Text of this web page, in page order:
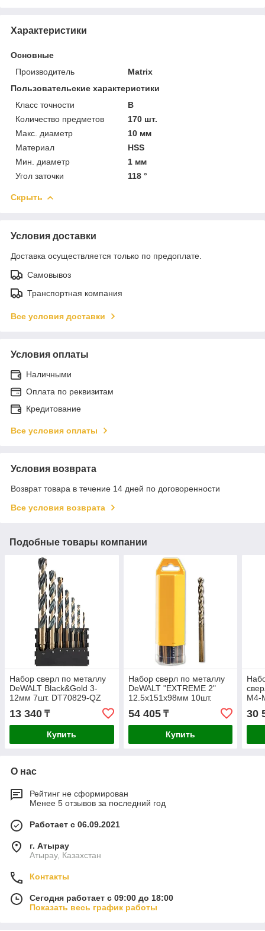
Характеристики
Основные
Производитель
Matrix
Пользовательские характеристики
Класс точности
B
Количество предметов
170 шт.
Макс. диаметр
10 мм
Материал
HSS
Мин. диаметр
1 мм
Угол заточки
118 °
Скрыть
Условия доставки
Доставка осуществляется только по предоплате.
Самовывоз
Транспортная компания
Все условия доставки
Условия оплаты
Наличными
Оплата по реквизитам
Кредитование
Все условия оплаты
Условия возврата
Возврат товара в течение 14 дней по договоренности
Все условия возврата
Подобные товары компании
Набор сверл по металлу
DeWALT Black&Gold 3-
12мм 7шт. DT70829-QZ
13 340 ₸
Купить
Набор сверл по металлу
DeWALT "EXTREME 2"
12.5х151х98мм 10шт.
DT5562-QZ
54 405₸
Купить
M4-
30
О нас
Рейтинг не сформирован
Менее 5 отзывов за последний год
Работает с 06.09.2021
г. Атырау
Атырау, Казахстан
Контакты
Сегодня работает с 09:00 до 18:00
Показать весь график работы